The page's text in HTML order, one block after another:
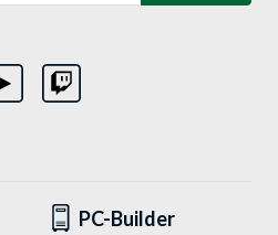
PC-Builder